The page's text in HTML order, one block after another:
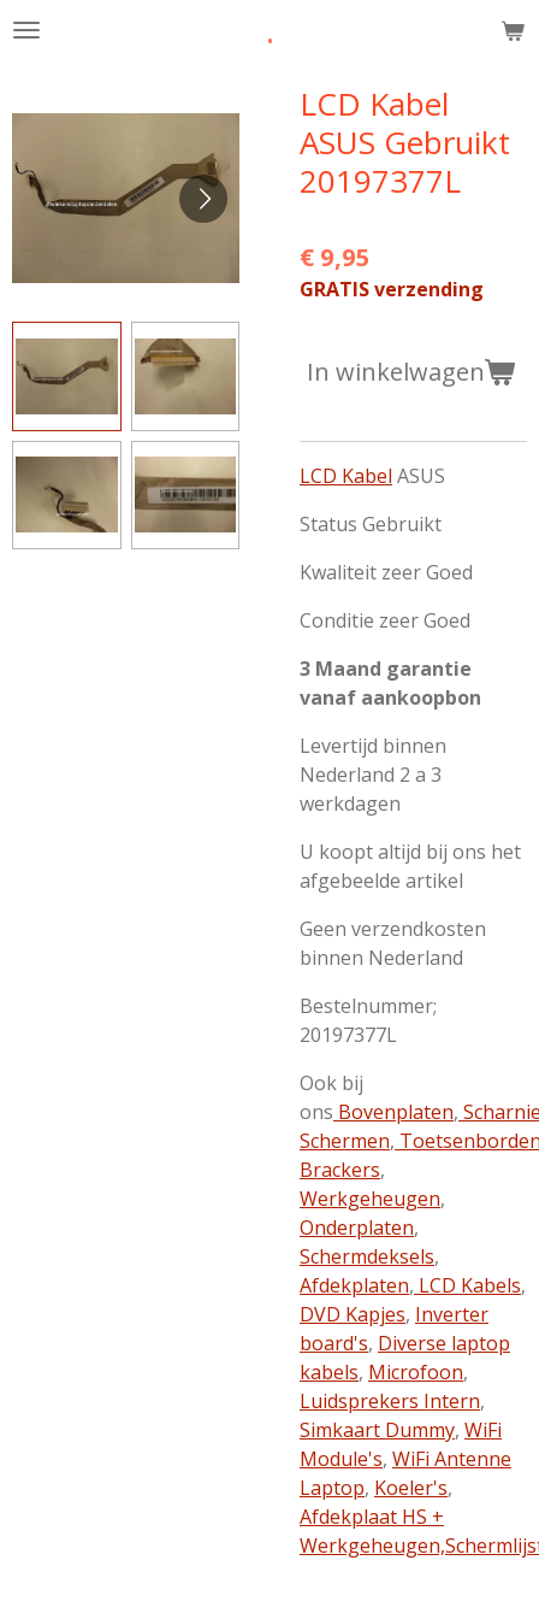
Ga
de
.
LCD Kabel
ASUS Gebruikt
20197377L
€ 9,95
GRATIS verzending
In winkelwagen
LCD Kabel ASUS
Status Gebruikt
Kwaliteit zeer Goed
Conditie zeer Goed
3 Maand garantie
vanaf aankoopbon
Levertijd binnen
Nederland 2 a 3
werkdagen
U koopt altijd bij ons het
afgebeelde artikel
Geen verzendkosten
binnen Nederland
Bestelnummer;
20197377L
Ook bij
ons Bovenplaten,
Schermen,
Brackers,
Werkgeheugen,
Onderplaten,
Schermdeksels,
Afdekplaten, LCD Kabels,
DVD Kapjes, Inverter
board's, Diverse laptop
kabels, Microfoon,
Luidsprekers Intern,
Simkaart Dummy, WiFi
Module's, WiFi Antenne
Laptop, Koeler's,
Afdekplaat HS +
Werkgeheugen,